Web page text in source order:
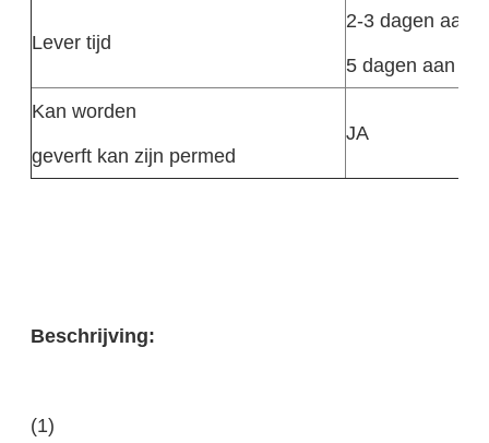
Lever tijd
2-3 dagen aan
5 dagen aan
Kan worden
geverft kan zijn permed
JA
Beschrijving:
(1)